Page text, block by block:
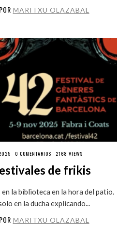
MARITXU OLAZABAL
· 0 COMENTARIOS · 2168 VIEWS
de frikis
en la biblioteca en la hora del patio.
en la ducha explicando...
MARITXU OLAZABAL